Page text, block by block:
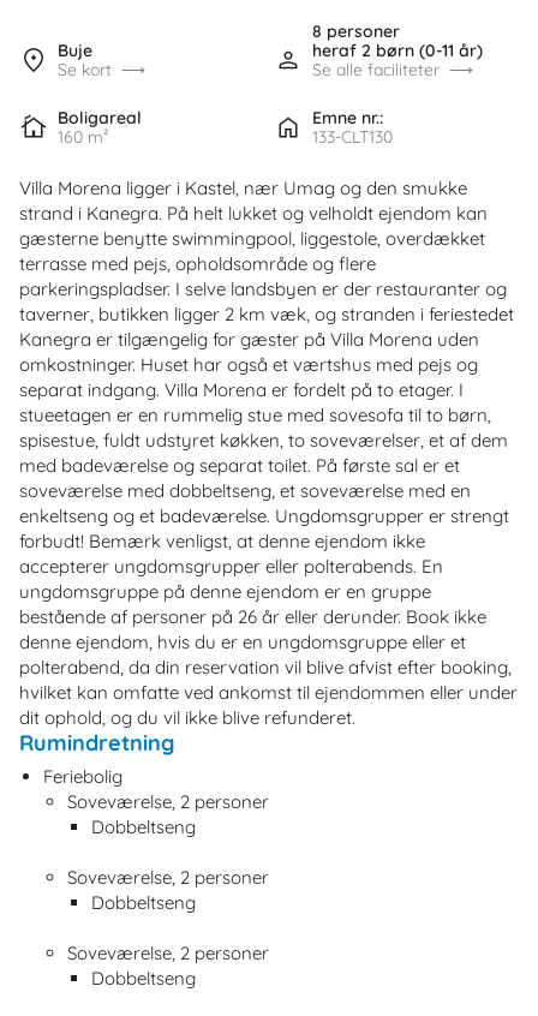
Buje
Se kort
8 personer
heraf 2 børn (0-11 år)
Se alle faciliteter
Boligareal
160 m²
Emne nr.:
133-CLT130
Villa Morena ligger i Kastel, nær Umag og den smukke
strand i Kanegra. På helt lukket og velholdt ejendom kan
gæsterne benytte swimmingpool, liggestole, overdækket
terrasse med pejs, opholdsområde og flere
parkeringspladser. I selve landsbyen er der restauranter og
taverner, butikken ligger 2 km væk, og stranden i feriestedet
Kanegra er tilgængelig for gæster på Villa Morena uden
omkostninger. Huset har også et værtshus med pejs og
separat indgang. Villa Morena er fordelt på to etager. I
stueetagen er en rummelig stue med sovesofa til to børn,
spisestue, fuldt udstyret køkken, to soveværelser, et af dem
med badeværelse og separat toilet. På første sal er et
soveværelse med dobbeltseng, et soveværelse med en
enkeltseng og et badeværelse. Ungdomsgrupper er strengt
forbudt! Bemærk venligst, at denne ejendom ikke
accepterer ungdomsgrupper eller polterabends. En
ungdomsgruppe på denne ejendom er en gruppe
bestående af personer på 26 år eller derunder. Book ikke
denne ejendom, hvis du er en ungdomsgruppe eller et
polterabend, da din reservation vil blive afvist efter booking,
hvilket kan omfatte ved ankomst til ejendommen eller under
dit ophold, og du vil ikke blive refunderet.
Rumindretning
Feriebolig
Soveværelse, 2 personer
Dobbeltseng
Soveværelse, 2 personer
Dobbeltseng
Soveværelse, 2 personer
Dobbeltseng